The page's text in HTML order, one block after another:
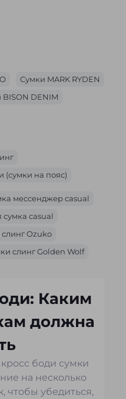
Сумки MARK RYDEN
DENIM
(сумки на пояс)
мессенджер casual
сумка casual
Ozuko
cлинг Golden Wolf
Мужская сумка слинг
Каким
должна
боди сумки
на несколько
чтобы убедиться,